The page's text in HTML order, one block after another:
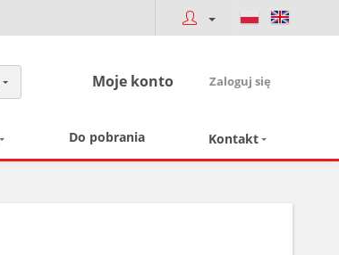
Moje konto Zaloguj się
Do pobrania Kontakt